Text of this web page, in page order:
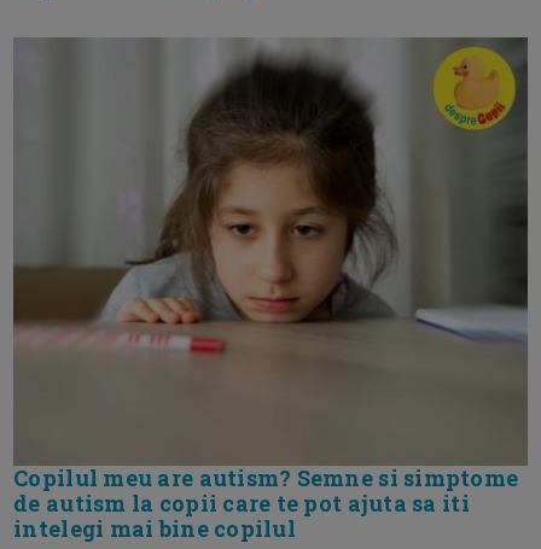
Copilul meu are autism? Semne si simptome
de autism la copii care te pot ajuta sa iti
intelegi mai bine copilul